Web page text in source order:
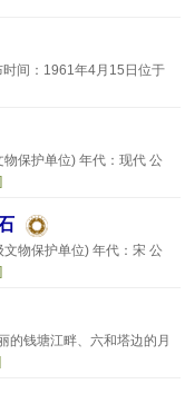
间：1961年4月15日位于
保护单位) 年代：现代 公
物保护单位) 年代：宋 公
的钱塘江畔、六和塔边的月